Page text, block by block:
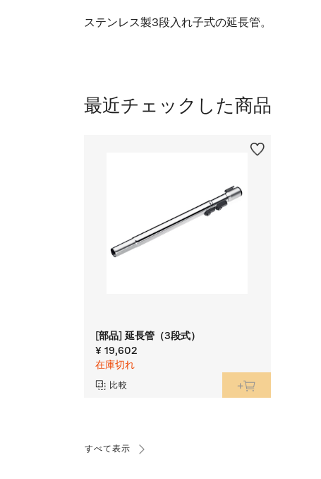
ステンレス製3段入れ子式の延長管。
最近チェックした商品
[部品] 延長管（3段式）
¥ 19,602
在庫切れ
比較
すべて表示